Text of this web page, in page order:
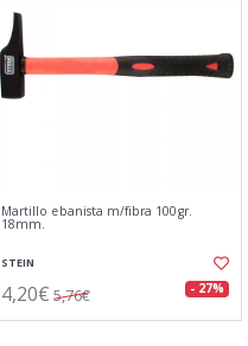
Martillo ebanista m/fibra 100gr.
18mm.
STEIN
4,20€ 5,76€ - 27%